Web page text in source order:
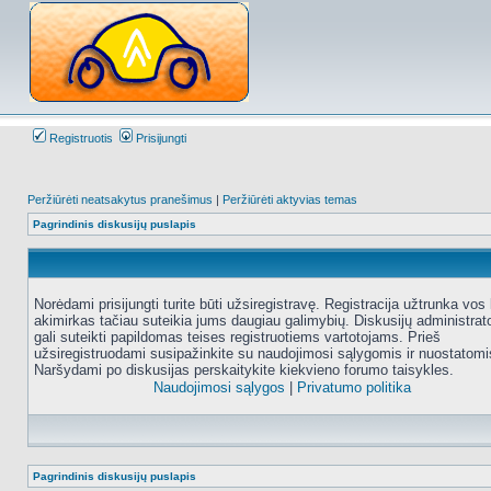
Registruotis Prisijungti
Peržiūrėti neatsakytus pranešimus | Peržiūrėti aktyvias temas
Pagrindinis diskusijų puslapis
Norėdami prisijungti turite būti užsiregistravę. Registracija užtrunka vos
akimirkas tačiau suteikia jums daugiau galimybių. Diskusijų
gali suteikti papildomas teises registruotiems vartotojams. Prieš
užsiregistruodami susipažinkite su naudojimosi sąlygomis ir
Naršydami po diskusijas perskaitykite kiekvieno forumo taisykles.
Naudojimosi sąlygos
Privatumo politika
Pagrindinis diskusijų puslapis